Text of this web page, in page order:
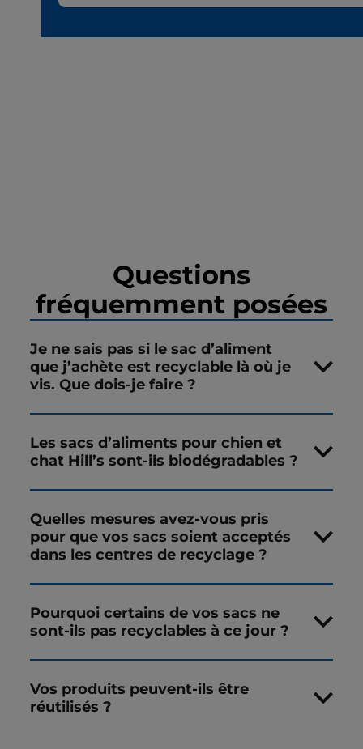
Questions
fréquemment posées
Je ne sais pas si le sac d’aliment
que j’achète est recyclable là où je
vis. Que dois-je faire ?
Les sacs d’aliments pour chien et
chat Hill’s sont-ils biodégradables ?
Quelles mesures avez-vous pris
pour que vos sacs soient acceptés
dans les centres de recyclage ?
Pourquoi certains de vos sacs ne
sont-ils pas recyclables à ce jour ?
Vos produits peuvent-ils être
réutilisés ?